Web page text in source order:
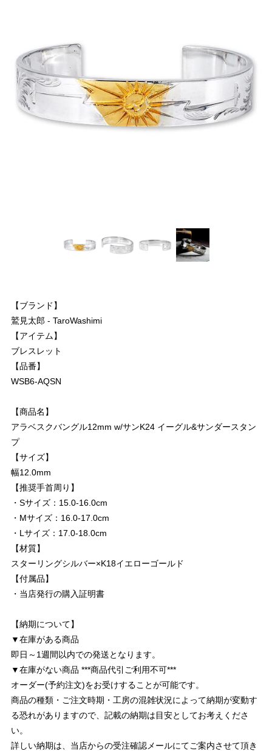
【ブランド】
鷲見太郎 - TaroWashimi
【アイテム】
ブレスレット
【品番】
WSB6-AQSN
【商品名】
アラベスクバングル12mm w/サンK24 イーグル&サンダースタン
プ
【サイズ】
幅12.0mm
【推奨手首周り】
・Sサイズ：15.0-16.0cm
・Mサイズ：16.0-17.0cm
・Lサイズ：17.0-18.0cm
【材質】
スターリングシルバー×K18イエローゴールド
【付属品】
・当店発行の購入証明書
【納期について】
▼在庫がある商品
即日～1週間以内での発送となります。
▼在庫がない商品 ***商品代引ご利用不可***
オーダー(予約注文)をお受けすることが可能です。
商品の種類・ご注文時期・工房の混雑状況によって納期が変動す
る恐れがありますので、記載の納期は目安としてお考えくださ
い。
詳しい納期は、当店からの受注確認メールにてご案内させて頂き